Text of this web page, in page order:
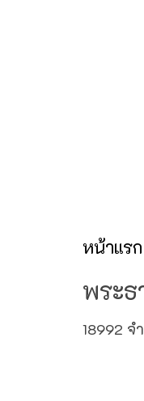
หน้าแรก
พระ
18992 จ